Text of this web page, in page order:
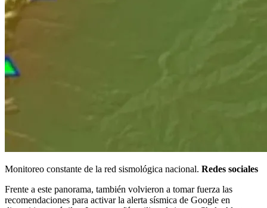
Monitoreo constante de la red sismológica nacional. Redes sociales
Frente a este panorama, también volvieron a tomar fuerza las
recomendaciones para activar la alerta sísmica de Google en